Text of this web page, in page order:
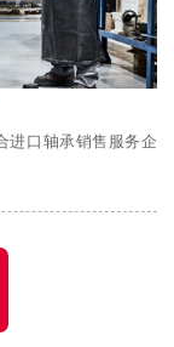
进口轴承销售服务企